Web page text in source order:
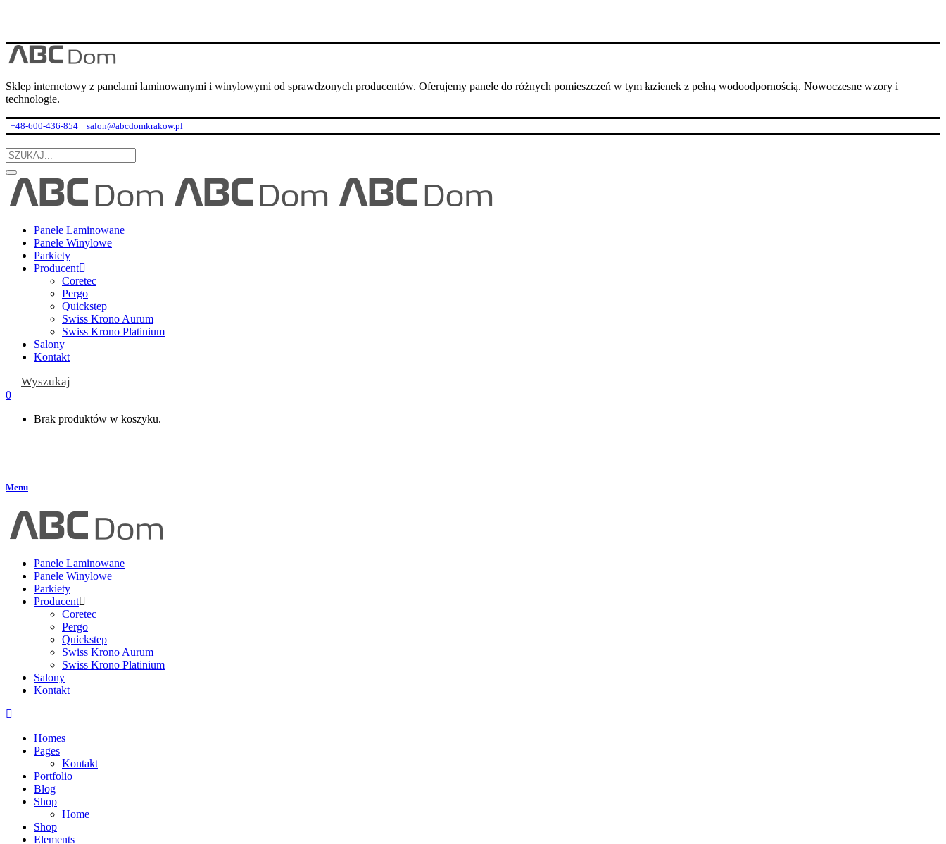
Sklep internetowy z panelami laminowanymi i winylowymi od sprawdzonych producentów. Oferujemy panele do różnych pomieszczeń w tym łazienek z pełną wodoodpornością. Nowoczesne wzory i
technologie.
+48-600-436-854 salon@abcdomkrakow.pl
Panele Laminowane
Panele Winylowe
Parkiety
Producent
Coretec
Pergo
Quickstep
Swiss Krono Aurum
Swiss Krono Platinium
Salony
Kontakt
Wyszukaj
0
Brak produktów w koszyku.
Menu
Panele Laminowane
Panele Winylowe
Parkiety
Producent
Coretec
Pergo
Quickstep
Swiss Krono Aurum
Swiss Krono Platinium
Salony
Kontakt
Homes
Pages
Kontakt
Portfolio
Blog
Shop
Home
Shop
Elements